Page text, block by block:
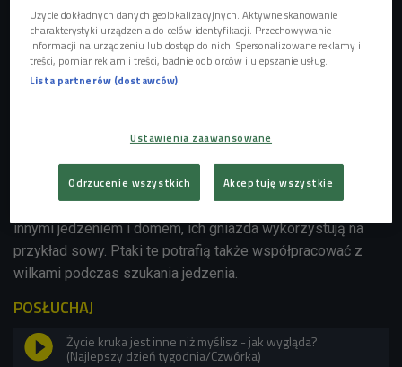
Być romantycznym i inteligentnym jak żuraw
charakterystycznego skrzeczenia pojawiają się w horrorach,
gdzie towarzyszą wiedźmom, albo zwiastują tragedie.
Tymczasem te przesympatyczne ptaki są pożyteczne i
inteligentne, a także bardzo koleżeńskie. Kruki dzielą się z
innymi jedzeniem i domem, ich gniazda wykorzystują na
przykład sowy. Ptaki te potrafią także współpracować z
wilkami podczas szukania jedzenia.
POSŁUCHAJ
Życie kruka jest inne niż myślisz - jak wygląda?
(Najlepszy dzień tygodnia/Czwórka)
Użycie dokładnych danych geolokalizacyjnych. Aktywne skanowanie
charakterystyki urządzenia do celów identyfikacji. Przechowywanie
informacji na urządzeniu lub dostęp do nich. Spersonalizowane reklamy i
treści, pomiar reklam i treści, badnie odbiorców i ulepszanie usług.
Lista partnerów (dostawców)
Ustawienia zaawansowane
Odrzucenie wszystkich Akceptuję wszystkie